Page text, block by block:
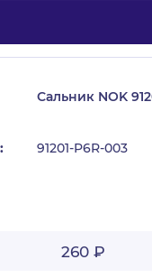
Сальник NOK
91201-P6R-003
260 ₽